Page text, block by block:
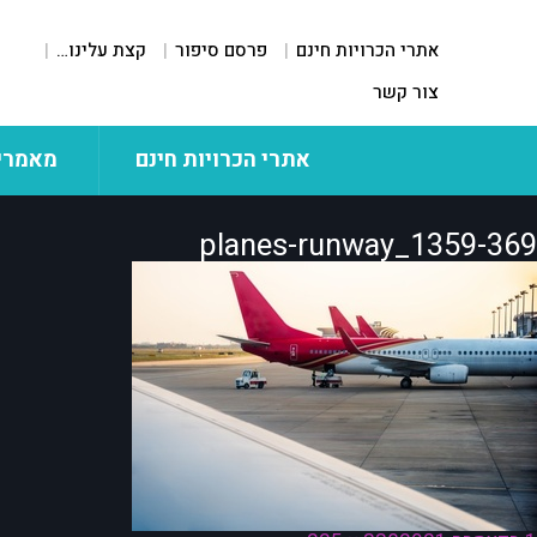
אתרי הכרויות חינם פרסם סיפור
קצת עלינו…
צור קשר
אתרי הכרויות חינם
planes-runway_1359-369